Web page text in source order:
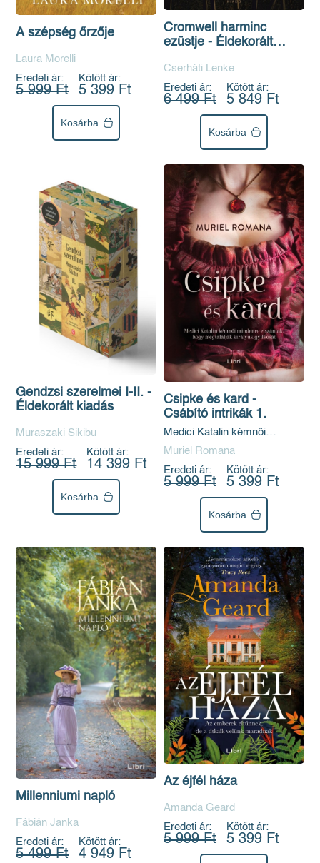
A szépség őrzője
Laura Morelli
Eredeti ár:
5 999 Ft
Kötött ár:
5 399 Ft
Kosárba
Cromwell harminc
ezüstje - Éldekorált
Cserháti Lenke
Eredeti ár:
6 499 Ft
Kötött ár:
5 849 Ft
Kosárba
Gendzsi szerelmei I-II. -
Éldekorált kiadás
Muraszaki Sikibu
Eredeti ár:
15 999 Ft
Kötött ár:
14 399 Ft
Kosárba
Csipke és kard -
Csábító intrikák 1.
Medici Katalin kémnői
mindenre elszántak, hogy
Muriel Romana
Eredeti ár:
5 999 Ft
Kötött ár:
5 399 Ft
Kosárba
Millenniumi napló
Fábián Janka
Eredeti ár:
5 499 Ft
Kötött ár:
4 949 Ft
Az éjfél háza
Amanda Geard
Eredeti ár:
5 999 Ft
Kötött ár:
5 399 Ft